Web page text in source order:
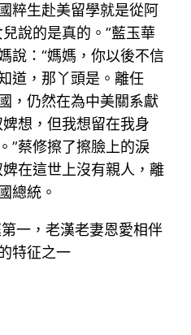
粹生赴美留學就是從阿
說的是真的。”藍玉華
說：“媽媽，你以後不信
道，那丫頭是。離任
，仍然在為中美關系獻
想，但我想留在我身
”蔡修擦了擦臉上的淚
在這世上沒有親人，離
總統。
一，老漢老妻恩愛相伴
特征之一